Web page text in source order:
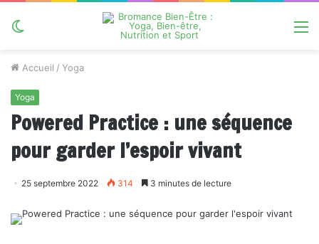
Accueil / Yoga
Yoga
Powered Practice : une séquence
pour garder l’espoir vivant
25 septembre 2022 314 3 minutes de lecture